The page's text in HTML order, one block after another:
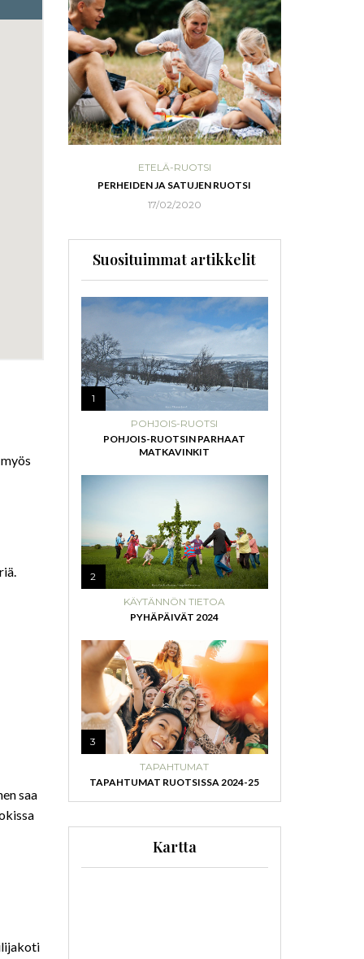
saa
ETELÄ-RUOTSI
PERHEIDEN JA SATUJEN RUOTSI
17/02/2020
Suosituimmat artikkelit
1
POHJOIS-RUOTSI
POHJOIS-RUOTSIN PARHAAT
MATKAVINKIT
2
KÄYTÄNNÖN TIETOA
PYHÄPÄIVÄT 2024
3
TAPAHTUMAT
TAPAHTUMAT RUOTSISSA 2024-25
Kartta